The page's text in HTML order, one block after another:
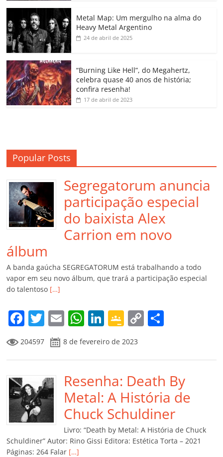
o
o
k
p a
ss
o
m
k h
Metal Map: Um mergulho na alma do
Heavy Metal Argentino
24 de abril de 2025
“Burning Like Hell”, do Megahertz,
celebra quase 40 anos de história;
confira resenha!
17 de abril de 2023
Popular Posts
Segregatorum anuncia
participação especial
do baixista Alex
Carrion em novo
álbum
A banda gaúcha SEGREGATORUM está trabalhando a todo
vapor em seu novo álbum, que trará a participação especial
do talentoso […]
F
a
c
e
b
o
o
k
T
w
itt
er
E
m
ai
l
W
h
at
s
A
p
p
Li
n
k
e
dI
n
G
o
o
gl
e
Cl
a
ss
ro
C
o
y
Li
n
k
p
ar
til
h
ar
204597 8 de fevereiro de 2023
Resenha: Death By
Metal: A História de
Chuck Schuldiner
Livro: “Death by Metal: A História de Chuck
Schuldiner” Autor: Rino Gissi Editora: Estética Torta – 2021
Páginas: 264 Falar […]